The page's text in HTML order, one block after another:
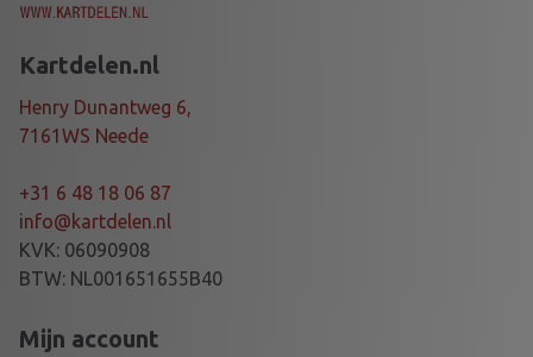
Kartdelen.nl
Henry Dunantweg 6,
7161WS Neede
+31 6 48 18 06 87
info@kartdelen.nl
KVK: 06090908
BTW: NL001651655B40
Mijn account